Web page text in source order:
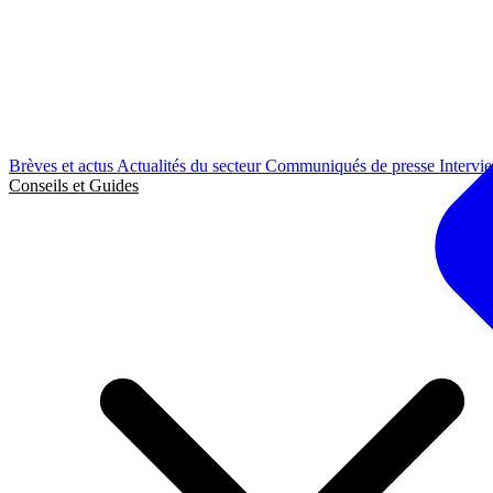
Brèves et actus Actualités du secteurCommuniqués de presse
Conseils et Guides